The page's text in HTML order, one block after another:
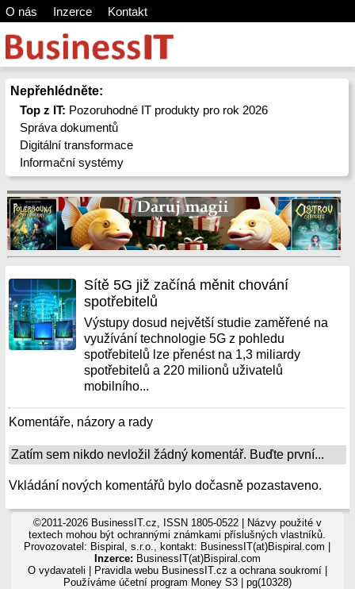
O nás Inzerce Kontakt
Nepřehlédněte:
Top z IT: Pozoruhodné IT produkty pro rok 2026
Správa dokumentů
Digitální transformace
Informační systémy
Sítě 5G již začíná měnit chování
spotřebitelů
Výstupy dosud největší studie zaměřené na
využívání technologie 5G z pohledu
spotřebitelů lze přenést na 1,3 miliardy
spotřebitelů a 220 milionů uživatelů
mobilního...
Komentáře, názory a rady
Zatím sem nikdo nevložil žádný komentář. Buďte první...
Vkládání nových komentářů bylo dočasně pozastaveno.
©2011-2026 BusinessIT.cz, ISSN 1805-0522 | Názvy použité v
textech mohou být ochrannými známkami příslušných vlastníků.
Provozovatel: Bispiral, s.r.o., kontakt: BusinessIT(at)Bispiral.com |
Inzerce: BusinessIT(at)Bispiral.com
O vydavateli
Pravidla webu BusinessIT.cz a ochrana soukromí|
Používáme účetní program Money S3| pg(10328)